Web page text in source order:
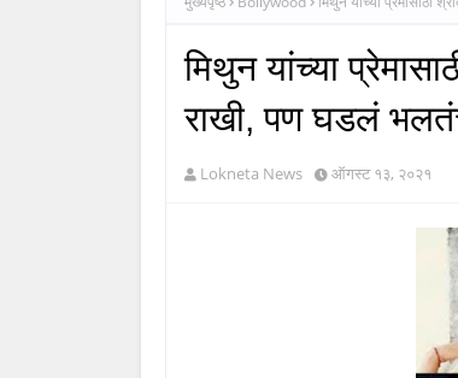
मिथुन यांच्या
राखी, पण घडलं
Lokneta News ऑगस्ट १३, २०२१